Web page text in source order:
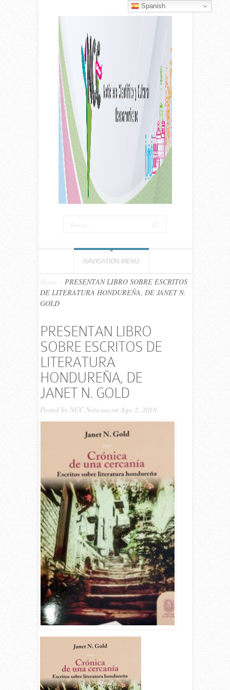
NAVIGATION MENU
Home
PRESENTAN LIBRO SOBRE ESCRITOS
DE LITERATURA HONDUREÑA, DE JANET N.
GOLD
PRESENTAN LIBRO
SOBRE ESCRITOS DE
LITERATURA
HONDUREÑA, DE
JANET N. GOLD
Posted by NCC Noticiason Ago 2, 2018
Spanish